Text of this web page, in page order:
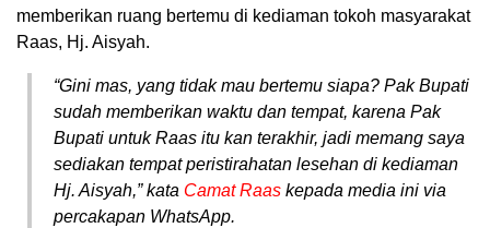
memberikan ruang bertemu di kediaman tokoh masyarakat
Raas, Hj. Aisyah.
“Gini mas, yang tidak mau bertemu siapa? Pak Bupati
sudah memberikan waktu dan tempat, karena Pak
Bupati untuk Raas itu kan terakhir, jadi memang saya
sediakan tempat peristirahatan lesehan di kediaman
Hj. Aisyah,” kata Camat Raas kepada media ini via
percakapan WhatsApp.